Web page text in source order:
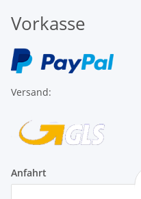
Vorkasse
Versand:
Anfahrt